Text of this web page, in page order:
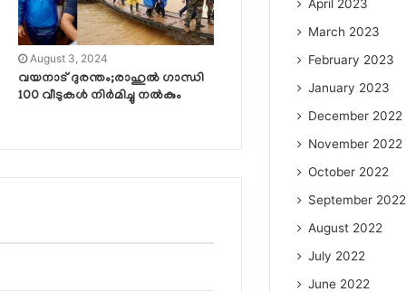
August 3, 2024
വയനാട് ദുരന്തം;രാഹുല്‍ ഗാന്ധി
100 വീടുകള്‍ നിര്‍മിച്ചു നല്‍കും
April 2023
March 2023
February 2023
January 2023
December 2022
November 2022
October 2022
September 2022
August 2022
July 2022
June 2022